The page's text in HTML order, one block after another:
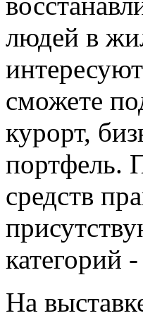
людей в
сможете
курорт,
портфель.
средств
категорий
На